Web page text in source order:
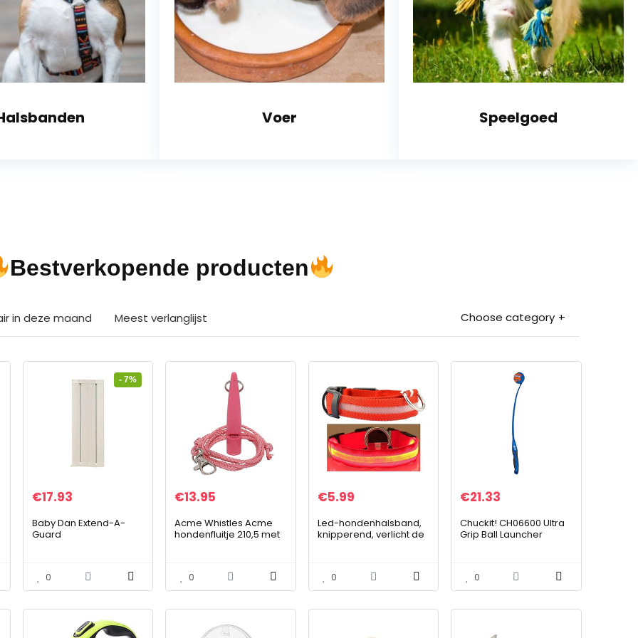
Voer Speelgoed
Bestverkopende producten
in deze maand Meest verlanglijst Choose category
- 7%
€17.93
Baby Dan Extend-A-
Guard
5.08×24.13×72.14 cm, Wit
0
€13.95
Acme Whistles Acme
hondenfluitje 210,5 met
0
€5.99
Led-hondenhalsband,
knipperend, verlicht de
waterdicht, LED, klein,
rood
0
€21.33
Chuckit! CH06600 Ultra
Grip Ball Launcher
0